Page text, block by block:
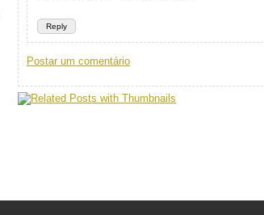
Reply
Postar um comentário